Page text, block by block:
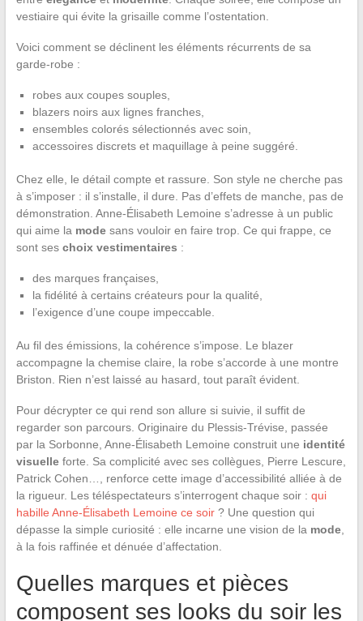
vestiaire qui évite la grisaille comme l’ostentation.
Voici comment se déclinent les éléments récurrents de sa
garde-robe :
robes aux coupes souples,
blazers noirs aux lignes franches,
ensembles colorés sélectionnés avec soin,
accessoires discrets et maquillage à peine suggéré.
Chez elle, le détail compte et rassure. Son style ne cherche pas
à s’imposer : il s’installe, il dure. Pas d’effets de manche, pas de
démonstration. Anne-Élisabeth Lemoine s’adresse à un public
qui aime la modesans vouloir en faire trop. Ce qui frappe, ce
sont ses choix vestimentaires :
des marques françaises,
la fidélité à certains créateurs pour la qualité,
l’exigence d’une coupe impeccable.
Au fil des émissions, la cohérence s’impose. Le blazer
accompagne la chemise claire, la robe s’accorde à une montre
Briston. Rien n’est laissé au hasard, tout paraît évident.
Pour décrypter ce qui rend son allure si suivie, il suffit de
regarder son parcours. Originaire du Plessis-Trévise, passée
par la Sorbonne, Anne-Élisabeth Lemoine construit une identité
visuelleforte. Sa complicité avec ses collègues, Pierre Lescure,
Patrick Cohen…, renforce cette image d’accessibilité alliée à de
la rigueur. Les téléspectateurs s’interrogent chaque soir : qui
habille Anne-Élisabeth Lemoine ce soir? Une question qui
dépasse la simple curiosité : elle incarne une vision de la mode,
à la fois raffinée et dénuée d’affectation.
Quelles marques et pièces
composent ses looks du soir les